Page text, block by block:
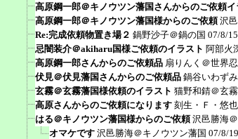
高原鋼一郎＠キノウツン藩国さんからのご依頼イ
高原鋼一郎＠キノウツン藩国様からのご依頼 沢
Re:完成依頼物置き場２ 鍋野沙子＠鍋の国 07/8/
忌闇装介＠akiharu国様ご依頼のイラスト 阿部火
高原鋼一郎さんからのご依頼品 扇りんく＠世界
伏見＠伏見藩国さんからのご依頼品 鍋谷いわず
玄霧＠玄霧藩国様依頼のイラスト 猫野和錆＠玄
高原さんからのご依頼になります 刻生・Ｆ・悠
はる＠キノウツン藩国様からのご依頼 沢邑勝海
オマケです 沢邑勝海＠キノウツン藩国 07/8/